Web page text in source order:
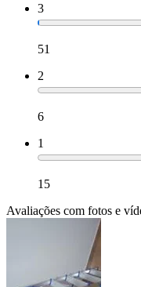
3
51
2
6
1
15
Avaliações com fotos e